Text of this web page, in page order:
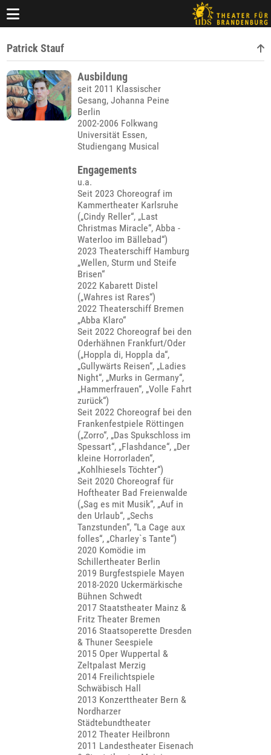
Patrick Stauf
Ausbildung
seit 2011 Klassischer
Gesang, Johanna Peine
Berlin
2002-2006 Folkwang
Universität Essen,
Studiengang Musical
Engagements
u.a.
Seit 2023 Choreograf im
Kammertheater Karlsruhe
(„Cindy Reller“, „Last
Christmas Miracle“, Abba -
Waterloo im Bällebad“)
2023 Theaterschiff Hamburg
„Wellen, Sturm und Steife
Brisen“
2022 Kabarett Distel
(„Wahres ist Rares“)
2022 Theaterschiff Bremen
„Abba Klaro“
Seit 2022 Choreograf bei den
Oderhähnen Frankfurt/Oder
(„Hoppla di, Hoppla da“,
„Gullywärts Reisen“, „Ladies
Night“, „Murks in Germany“,
„Hammerfrauen“, „Volle Fahrt
zurück“)
Seit 2022 Choreograf bei den
Frankenfestpiele Röttingen
(„Zorro“, „Das Spukschloss im
Spessart“, „Flashdance“, „Der
kleine Horrorladen“,
„Kohlhiesels Töchter“)
Seit 2020 Choreograf für
Hoftheater Bad Freienwalde
(„Sag es mit Musik“, „Auf in
den Urlaub“, „Sechs
Tanzstunden“, “La Cage aux
folles“, „Charley`s Tante“)
2020 Komödie im
Schillertheater Berlin
2019 Burgfestspiele Mayen
2018-2020 Uckermärkische
Bühnen Schwedt
2017 Staatstheater Mainz &
Fritz Theater Bremen
2016 Staatsoperette Dresden
& Thuner Seespiele
2015 Oper Wuppertal &
Zeltpalast Merzig
2014 Freilichtspiele
Schwäbisch Hall
2013 Konzerttheater Bern &
Nordharzer
Städtebundtheater
2012 Theater Heilbronn
2011 Landestheater Eisenach